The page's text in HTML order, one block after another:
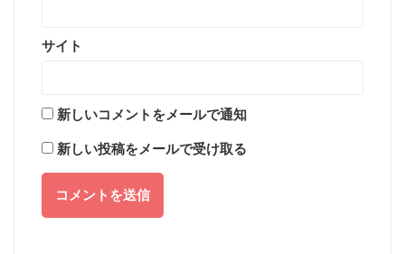
サイト
新しいコメントをメールで通知
新しい投稿をメールで受け取る